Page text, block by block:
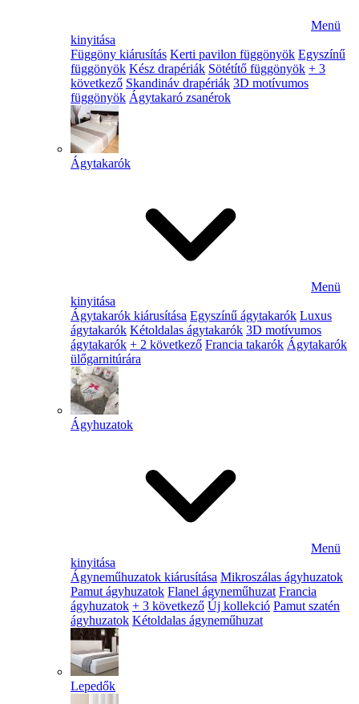
Menü
kinyitása
Függöny kiárusítás Kerti pavilon függönyök Egyszínű
függönyök Kész drapériák Sötétítő függönyök + 3
következő Skandináv drapériák 3D motívumos
függönyök Ágytakaró zsanérok
Ágytakarók
Menü
kinyitása
Ágytakarók kiárusítása Egyszínű ágytakarók Luxus
ágytakarók Kétoldalas ágytakarók 3D motívumos
ágytakarók + 2 következő Francia takarók Ágytakarók
ülőgarnitúrára
Ágyhuzatok
Menü
kinyitása
Ágyneműhuzatok kiárusítása Mikroszálas ágyhuzatok
Pamut ágyhuzatok Flanel ágyneműhuzat Francia
ágyhuzatok + 3 következő Új kollekció Pamut szatén
ágyhuzatok Kétoldalas ágyneműhuzat
Lepedők